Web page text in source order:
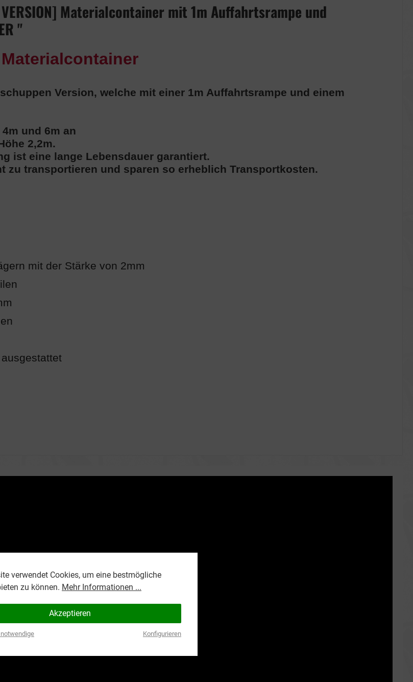
Materialcontainer mit 1m Auffahrtsrampe und
"
Materialcontainer
Version, welche mit einer 1m Auffahrtsrampe und einem
und 6m an
2,2m.
ist eine lange Lebensdauer garantiert.
zu transportieren und sparen so erheblich Transportkosten.
mit der Stärke von 2mm
verwendet Cookies, um eine bestmögliche
zu können. Mehr Informationen ...
Akzeptieren
Konfigurieren